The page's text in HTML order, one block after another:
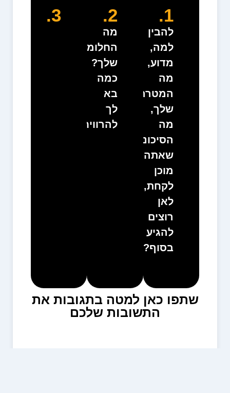
1.
להבין
למה,
מדוע,
מה
המטרה
שלך,
מה
הסיכונים
שאתה
מוכן
לקחת,
לאן
רוצים
להגיע
בסוף?
2.
מה
החלומות
שלך?
כמה
בא
לך
להרוויח?
3.
שתפו כאן למטה בתגובות את
התשובות שלכם